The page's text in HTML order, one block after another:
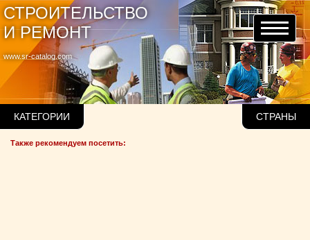
www.sr-catalog.com
СТРОИТЕЛЬСТВО
И РЕМОНТ
КАТЕГОРИИ СТРАНЫ
Также рекомендуем посетить: